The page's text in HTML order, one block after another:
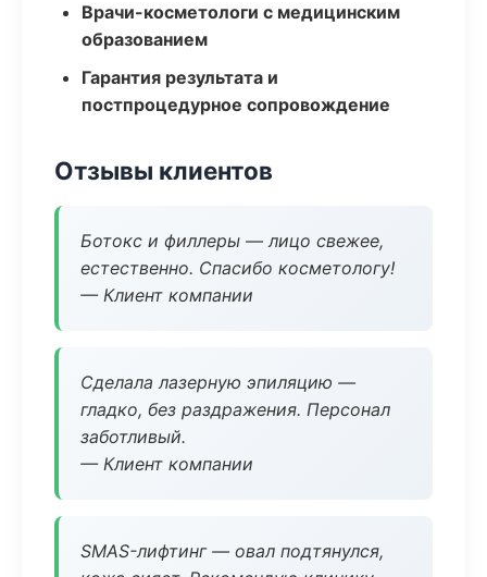
Врачи-косметологи с медицинским
образованием
Гарантия результата и
постпроцедурное сопровождение
Отзывы клиентов
Ботокс и филлеры — лицо свежее,
естественно. Спасибо косметологу!
— Клиент компании
Сделала лазерную эпиляцию —
гладко, без раздражения. Персонал
заботливый.
— Клиент компании
SMAS-лифтинг — овал подтянулся,